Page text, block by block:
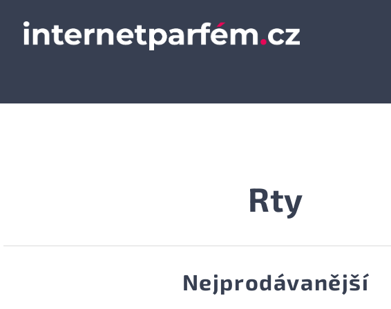
Rty
Nejprodávanější